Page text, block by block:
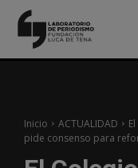
Inicio ACTUALIDAD
pide consenso para